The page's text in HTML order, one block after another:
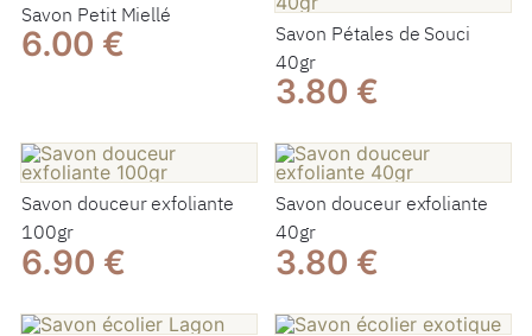
Savon Petit Miellé
6.00 €
Savon Pétales de Souci
40gr
3.80 €
Savon douceur exfoliante
100gr
6.90 €
Savon douceur exfoliante
40gr
3.80 €